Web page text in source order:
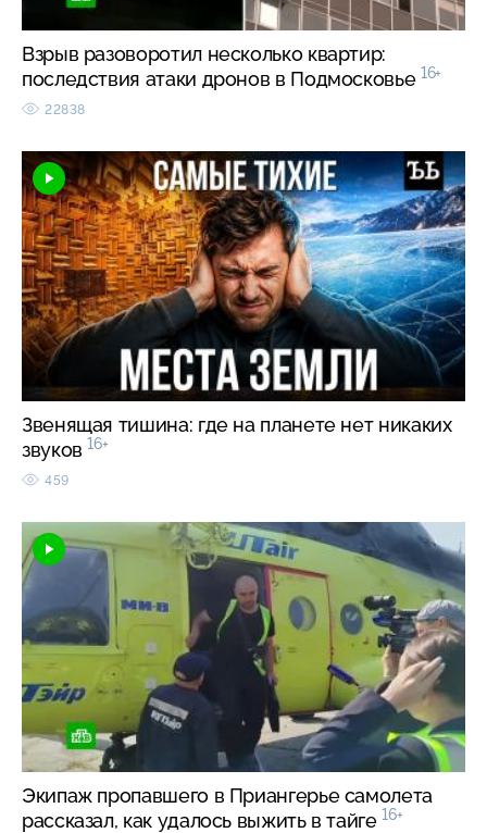
Взрыв разоворотил несколько квартир:
последствия атаки дронов в Подмосковье 16+
22838
Звенящая тишина: где на планете нет никаких
звуков 16+
459
Экипаж пропавшего в Приангерье самолета
рассказал, как удалось выжить в тайге 16+